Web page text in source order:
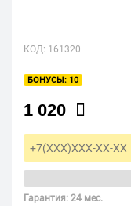
КОД: 161320
10
1 020
Гарантия: 24 мес.